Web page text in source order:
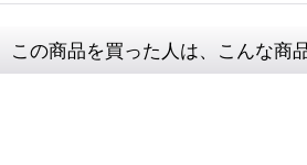
この商品を買った人は、こんな商